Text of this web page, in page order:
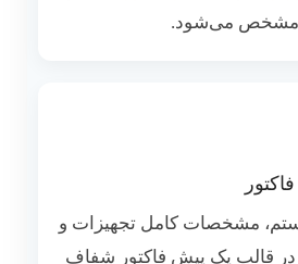
مشخص می‌شود.
مشخصات کامل تجهیزات و
در قالب یک پیش فاکتور شفاف